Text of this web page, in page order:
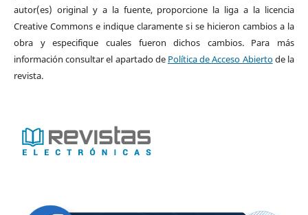
autor(es) original y a la fuente, proporcione la liga a la licencia
Creative Commons e indique claramente si se hicieron cambios a la
obra y especifique cuales fueron dichos cambios. Para más
información consultar el apartado de Política de Acceso Abiertode la
revista.